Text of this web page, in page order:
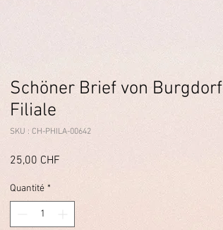
Schöner Brief von Burgdorf
Filiale
SKU : CH-PHILA-00642
25,00 CHF
Quantité *